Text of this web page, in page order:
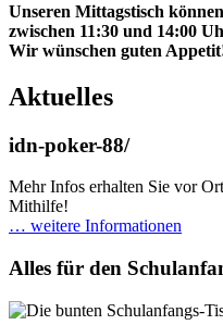
Unseren Mittagstisch
zwischen 11:30 und 14:00
Wir wünschen guten
Aktuelles
idn-poker-88/
Mehr Infos erhalten Sie vor
Mithilfe!
… weitere Informationen
Alles für den